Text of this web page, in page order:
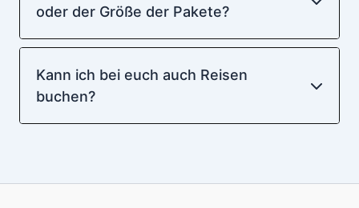
oder der Größe der Pakete?
Kann ich bei euch auch Reisen
buchen?